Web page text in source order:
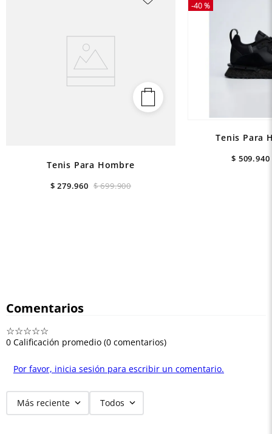
Tenis Para Hombre
$ 699.900
$ 279.960
-40 %
Tenis Para
$ 509.940
Comentarios
☆☆☆☆☆
0 Calificación promedio (0 comentarios)
Por favor, inicia sesión para escribir un comentario.
Más reciente Todos